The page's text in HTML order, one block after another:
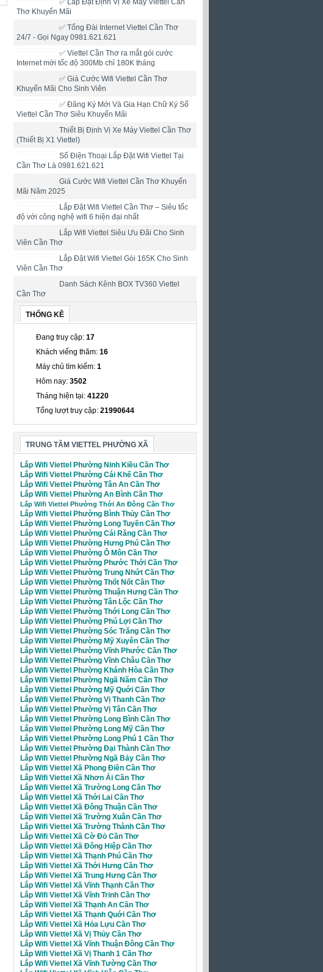
Thơ Khuyến Mãi
✅ Tổng Đài Internet Viettel Cần Thơ
24/7 - Gọi Ngay 0981.621.621
✅ ‎Viettel Cần Thơ ra mắt gói cước
Internet mới tốc độ 300Mb chỉ 180K tháng
✅ ‎Giá Cước Wifi Viettel Cần Thơ
Khuyến Mãi Cho Sinh Viên
✅‎ Đăng Ký Mới Và Gia Hạn Chữ Ký Số
Viettel Cần Thơ Siêu Khuyến Mãi
Thiết Bị Định Vị Xe Máy Viettel Cần Thơ
(Thiết Bị X1 Viettel)
Số Điện Thoại Lắp Đặt Wifi Viettel Tại
Cần Thơ Là 0981.621.621
Giá Cước Wifi Viettel Cần Thơ Khuyến
Mãi Năm 2025
Lắp Đặt Wifi Viettel Cần Thơ – Siêu tốc
độ với công nghệ wifi 6 hiện đại nhất
Lắp Wifi Viettel Siêu Ưu Đãi Cho Sinh
Viên Cần Thơ
Lắp Đặt Wifi Viettel Gói 165K Cho Sinh
Viên Cần Thơ
Danh Sách Kênh BOX TV360 Viettel
Cần Thơ
THỐNG KÊ
Đang truy cập: 17
Khách viếng thăm: 16
Máy chủ tìm kiếm: 1
Hôm nay: 3502
Tháng hiện tại: 41220
Tổng lượt truy cập: 21990644
TRUNG TÂM VIETTEL PHƯỜNG XÃ
Lắp Wifi Viettel Phường Ninh Kiều Cần Thơ
Lắp Wifi Viettel Phường Cái Khế Cần Thơ
Lắp Wifi Viettel Phường Tân An Cần Thơ
Lắp Wifi Viettel Phường An Bình Cần Thơ
Lắp Wifi Viettel Phường Thới An Đông Cần Thơ
Lắp Wifi Viettel Phường Bình Thủy Cần Thơ
Lắp Wifi Viettel Phường Long Tuyền Cần Thơ
Lắp Wifi Viettel Phường Cái Răng Cần Thơ
Lắp Wifi Viettel Phường Hưng Phú Cần Thơ
Lắp Wifi Viettel Phường Ô Môn Cần Thơ
Lắp Wifi Viettel Phường Phước Thới Cần Thơ
Lắp Wifi Viettel Phường Trung Nhứt Cần Thơ
Lắp Wifi Viettel Phường Thốt Nốt Cần Thơ
Lắp Wifi Viettel Phường Thuận Hưng Cần Thơ
Lắp Wifi Viettel Phường Tân Lộc Cần Thơ
Lắp Wifi Viettel Phường Thới Long Cần Thơ
Lắp Wifi Viettel Phường Phú Lợi Cần Thơ
Lắp Wifi Viettel Phường Sóc Trăng Cần Thơ
Lắp Wifi Viettel Phường Mỹ Xuyên Cần Thơ
Lắp Wifi Viettel Phường Vĩnh Phước Cần Thơ
Lắp Wifi Viettel Phường Vĩnh Châu Cần Thơ
Lắp Wifi Viettel Phường Khánh Hòa Cần Thơ
Lắp Wifi Viettel Phường Ngã Năm Cần Thơ
Lắp Wifi Viettel Phường Mỹ Quới Cần Thơ
Lắp Wifi Viettel Phường Vị Thanh Cần Thơ
Lắp Wifi Viettel Phường Vị Tân Cần Thơ
Lắp Wifi Viettel Phường Long Bình Cần Thơ
Lắp Wifi Viettel Phường Long Mỹ Cần Thơ
Lắp Wifi Viettel Phường Long Phú 1 Cần Thơ
Lắp Wifi Viettel Phường Đại Thành Cần Thơ
Lắp Wifi Viettel Phường Ngã Bảy Cần Thơ
Lắp Wifi Viettel Xã Phong Điền Cần Thơ
Lắp Wifi Viettel Xã Nhơn Ái Cần Thơ
Lắp Wifi Viettel Xã Trường Long Cần Thơ
Lắp Wifi Viettel Xã Thới Lai Cần Thơ
Lắp Wifi Viettel Xã Đông Thuận Cần Thơ
Lắp Wifi Viettel Xã Trường Xuân Cần Thơ
Lắp Wifi Viettel Xã Trường Thành Cần Thơ
Lắp Wifi Viettel Xã Cờ Đỏ Cần Thơ
Lắp Wifi Viettel Xã Đông Hiệp Cần Thơ
Lắp Wifi Viettel Xã Thạnh Phú Cần Thơ
Lắp Wifi Viettel Xã Thới Hưng Cần Thơ
Lắp Wifi Viettel Xã Trung Hưng Cần Thơ
Lắp Wifi Viettel Xã Vĩnh Thạnh Cần Thơ
Lắp Wifi Viettel Xã Vĩnh Trinh Cần Thơ
Lắp Wifi Viettel Xã Thạnh An Cần Thơ
Lắp Wifi Viettel Xã Thạnh Quới Cần Thơ
Lắp Wifi Viettel Xã Hỏa Lựu Cần Thơ
Lắp Wifi Viettel Xã Vị Thủy Cần Thơ
Lắp Wifi Viettel Xã Vĩnh Thuận Đông Cần Thơ
Lắp Wifi Viettel Xã Vị Thanh 1 Cần Thơ
Lắp Wifi Viettel Xã Vĩnh Tường Cần Thơ